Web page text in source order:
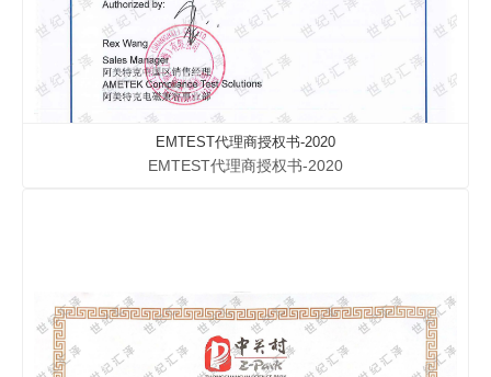
EMTEST代理商授权书-2020
EMTEST代理商授权书-2020